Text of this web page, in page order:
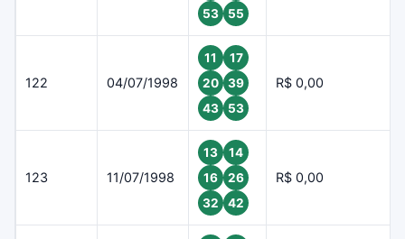
53
55
122 04/07/1998
11
17
20
39
43
53
R$ 0,00
123 11/07/1998
13
14
16
26
32
42
R$ 0,00